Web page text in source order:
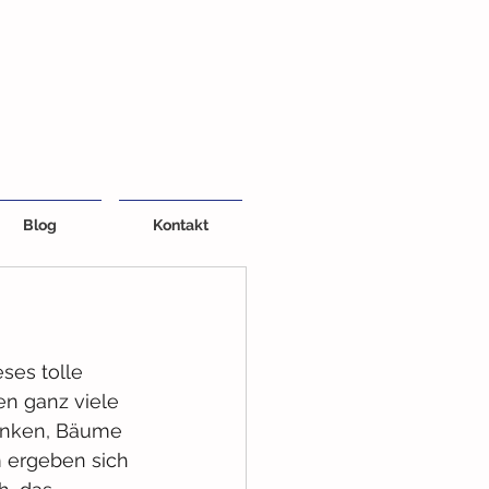
Blog Kontakt
tolle
ganz viele
Bäume
ergeben sich